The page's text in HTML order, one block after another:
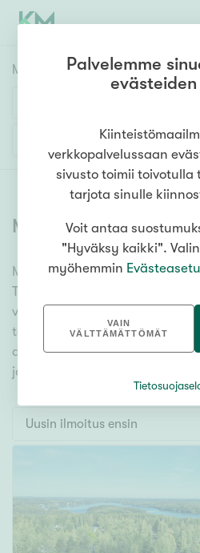
Myyntikohteet
1h 2h 3h
Asuntotyyppi
Kerros-/luhtitalo
Rivitalo/paritalo
Omakoti-/erillistalo
Maa- tai metsätila
Vapaa-ajan asunto
Hinta
Lisää hakuehtoja
Myytävät asunnot (
Meiltä löydät myytävät
Tuhansien kohteiden ja
verkostomme auttaa sinua
tärkeimmässä päätöksessä.
asunnot. Hyödynnä myös
jonka avulla löydät omien
Uusin ilmoitus ensin
Palvelemme
verkkopalvelussaan
sivusto toimii toivotulla
tarjota sinulle
Voit antaa
"Hyväksy kaikki".
myöhemmin
VAIN
VÄLTTÄMÄTTÖMÄT